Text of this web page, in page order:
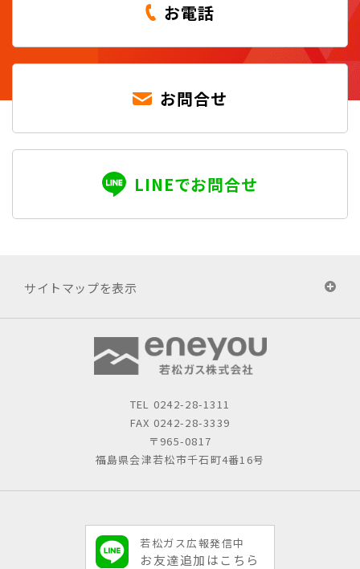
お電話
お問合せ
LINEでお問合せ
サイトマップを表示
TEL 0242-28-1311
FAX 0242-28-3339
〒965-0817
福島県会津若松市千石町4番16号
若松ガス広報発信中
お友達追加はこちら